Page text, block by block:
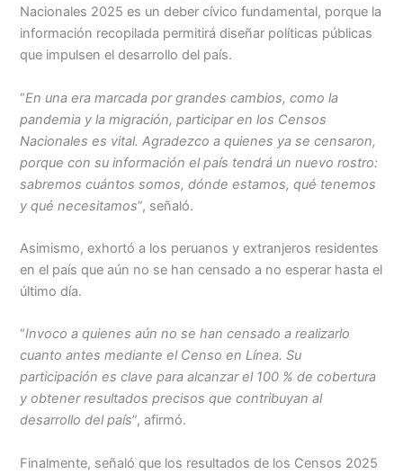
Nacionales 2025 es un deber cívico fundamental, porque la
información recopilada permitirá diseñar políticas públicas
que impulsen el desarrollo del país.
“En una era marcada por grandes cambios, como la
pandemia y la migración, participar en los Censos
Nacionales es vital. Agradezco a quienes ya se censaron,
porque con su información el país tendrá un nuevo rostro:
sabremos cuántos somos, dónde estamos, qué tenemos
y qué necesitamos”, señaló.
Asimismo, exhortó a los peruanos y extranjeros residentes
en el país que aún no se han censado a no esperar hasta el
último día.
“Invoco a quienes aún no se han censado a realizarlo
cuanto antes mediante el Censo en Línea. Su
participación es clave para alcanzar el 100 % de cobertura
y obtener resultados precisos que contribuyan al
desarrollo del país”, afirmó.
Finalmente, señaló que los resultados de los Censos 2025